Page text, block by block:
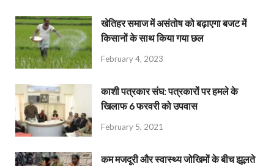
खेतिहर समाज में असंतोष को बढ़ाएगा बजट में
किसानों के साथ किया गया छल
February 4, 2023
काशी पत्रकार संघ: पत्रकारों पर हमले के
खिलाफ 6 फरवरी को उपवास
February 5, 2021
कम मजदूरी और स्वास्थ्य जोखिमों के बीच झूलते